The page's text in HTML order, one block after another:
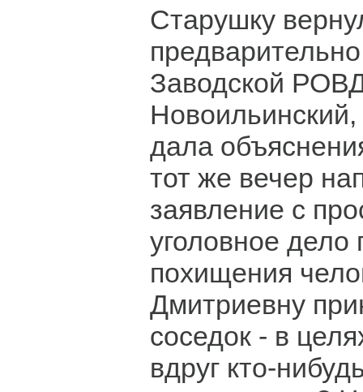
Старушку
Заводской
Новоильинский,
дала
тот же вечер
заявление с
уголовное дело
похищения
Дмитриевну
соседок - в
вдруг кто-